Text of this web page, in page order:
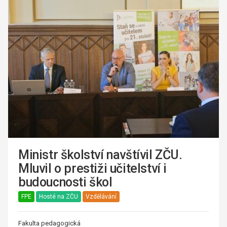
Ministr školství navštívil ZČU.
Mluvil o prestiži učitelství i
budoucnosti škol
FPE Hosté na ZČU Vzdělávání
Fakulta pedagogická